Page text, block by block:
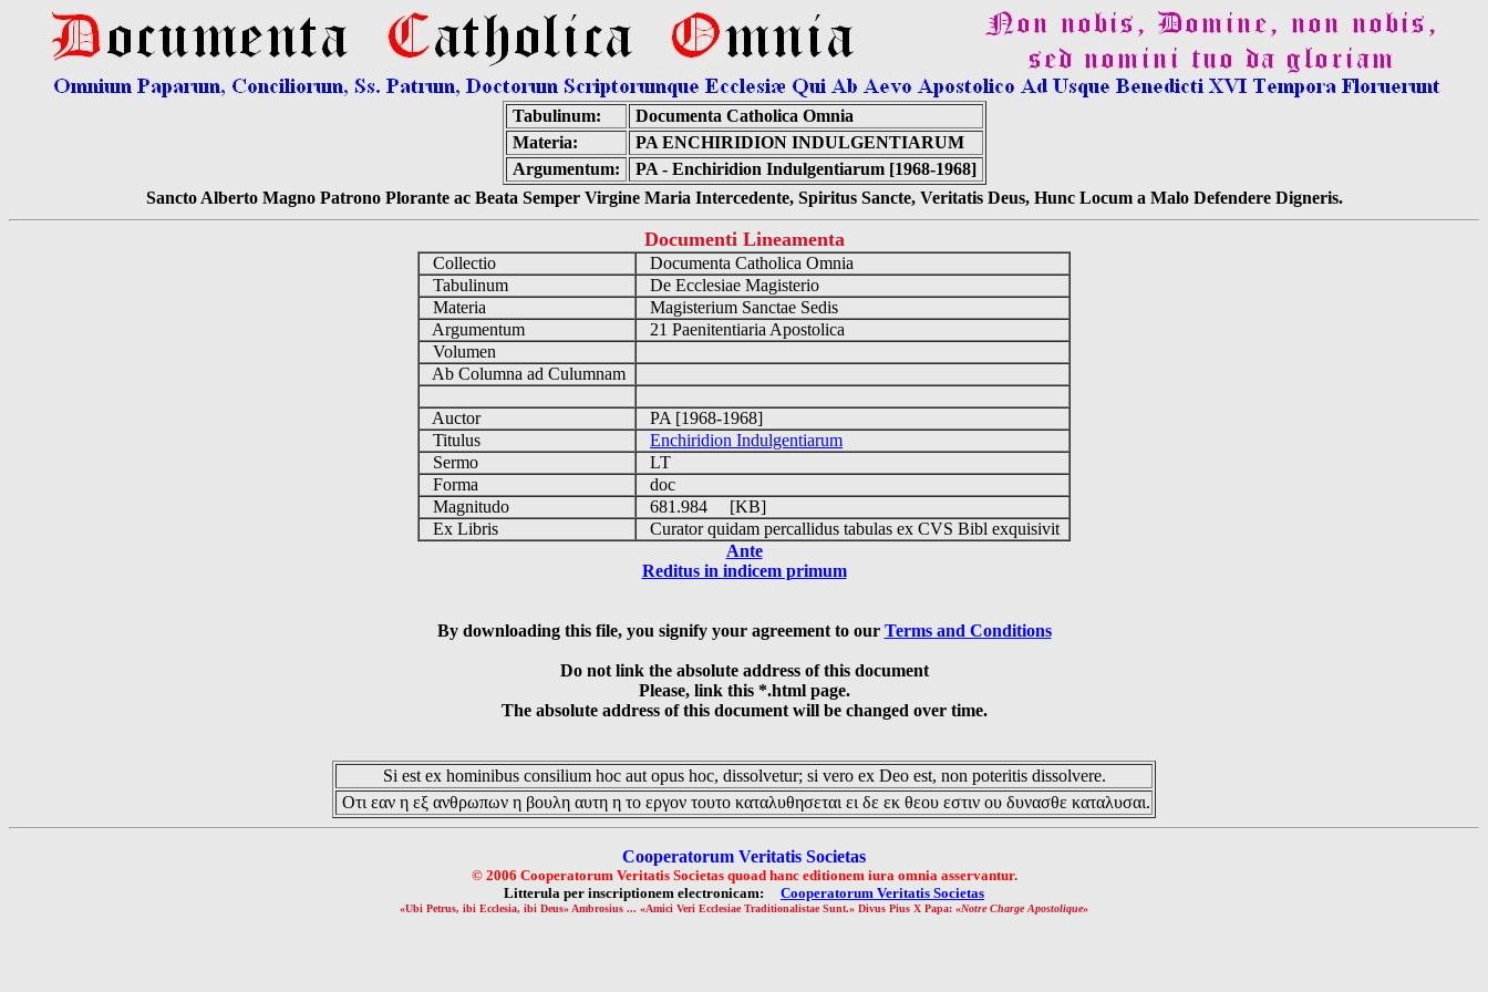
Tabulinum:
Documenta Catholica Omnia
Materia:
PA ENCHIRIDION INDULGENTIARUM
Argumentum:
PA - Enchiridion Indulgentiarum [1968-1968]
Sancto Alberto Magno Patrono Plorante ac Beata Semper Virgine Maria Intercedente, Spiritus Sancte, Veritatis Deus, Hunc Locum a Malo Defendere Digneris.
Documenti Lineamenta
Collectio
Documenta Catholica Omnia
Tabulinum
De Ecclesiae Magisterio
Materia
Magisterium Sanctae Sedis
Argumentum
21 Paenitentiaria Apostolica
Volumen
Ab Columna ad Culumnam
Auctor
PA [1968-1968]
Titulus
Enchiridion Indulgentiarum
Sermo
LT
Forma
doc
Magnitudo
681.984 [KB]
Ex Libris
Curator quidam percallidus tabulas ex CVS Bibl exquisivit
Ante
Reditus in indicem primum
By downloading this file, you signify your agreement to our Terms and Conditions
Do not link the absolute address of this document
Please, link this *.html page.
The absolute address of this document will be changed over time.
Si est ex hominibus consilium hoc aut opus hoc, dissolvetur; si vero ex Deo est, non poteritis dissolvere.
Οτι εαν η εξ ανθρωπων η βουλη αυτη η το εργον τουτο καταλυθησεται ει δε εκ θεου εστιν ου δυνασθε καταλυσαι.
Cooperatorum Veritatis Societas
© 2006 Cooperatorum Veritatis Societas quoad hanc editionem iura omnia asservantur.
Litterula per inscriptionem electronicam: Cooperatorum Veritatis Societas
«Ubi Petrus, ibi Ecclesia, ibi Deus» Ambrosius ... «Amici Veri Ecclesiae Traditionalistae Sunt.» Divus Pius X Papa: «Notre Charge Apostolique»